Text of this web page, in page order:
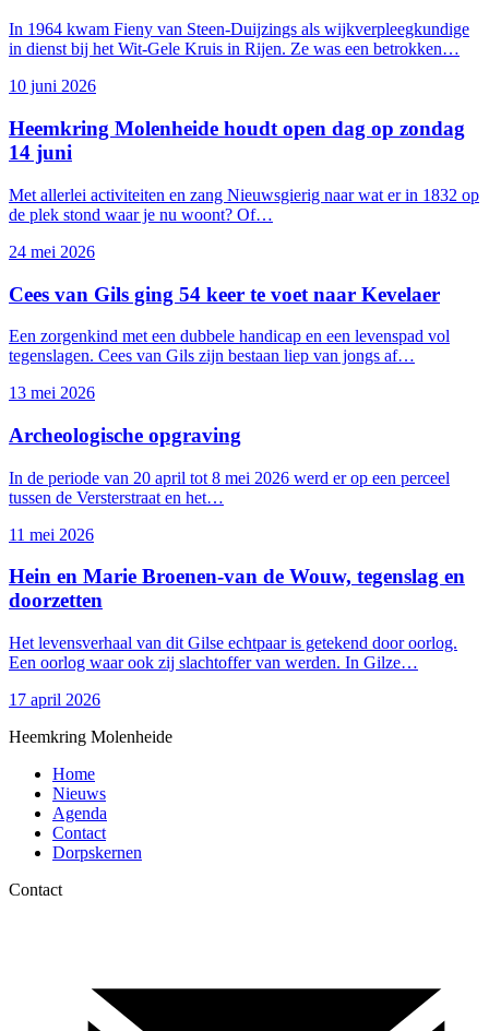
In 1964 kwam Fieny van Steen-Duijzings als wijkverpleegkundige
in dienst bij het Wit-Gele Kruis in Rijen. Ze was een betrokken…
10 juni 2026
Heemkring Molenheide houdt open dag op zondag
14 juni
Met allerlei activiteiten en zang Nieuwsgierig naar wat er in 1832 op
de plek stond waar je nu woont? Of…
24 mei 2026
Cees van Gils ging 54 keer te voet naar Kevelaer
Een zorgenkind met een dubbele handicap en een levenspad vol
tegenslagen. Cees van Gils zijn bestaan liep van jongs af…
13 mei 2026
Archeologische opgraving
In de periode van 20 april tot 8 mei 2026 werd er op een perceel
tussen de Versterstraat en het…
11 mei 2026
Hein en Marie Broenen-van de Wouw, tegenslag en
doorzetten
Het levensverhaal van dit Gilse echtpaar is getekend door oorlog.
Een oorlog waar ook zij slachtoffer van werden. In Gilze…
17 april 2026
Heemkring Molenheide
Home
Nieuws
Agenda
Contact
Dorpskernen
Contact